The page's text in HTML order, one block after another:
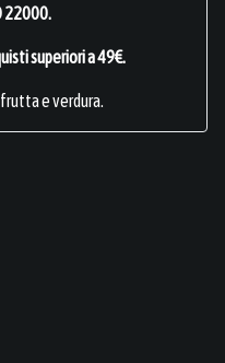
22000.
superiori a 49€.
e verdura.